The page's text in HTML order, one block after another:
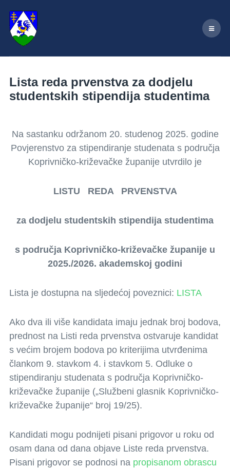
Lista reda prvenstva za dodjelu
studentskih stipendija studentima
Na sastanku održanom 20. studenog 2025. godine
Povjerenstvo za stipendiranje studenata s područja
Koprivničko-križevačke županije utvrdilo je
LISTU REDA PRVENSTVA
za dodjelu studentskih stipendija studentima
s područja Koprivničko-križevačke županije u
2025./2026. akademskoj godini
Lista je dostupna na sljedećoj poveznici: LISTA
Ako dva ili više kandidata imaju jednak broj bodova,
prednost na Listi reda prvenstva ostvaruje kandidat
s većim brojem bodova po kriterijima utvrđenima
člankom 9. stavkom 4. i stavkom 5. Odluke o
stipendiranju studenata s područja Koprivničko-
križevačke županije („Službeni glasnik Koprivničko-
križevačke županije“ broj 19/25).
Kandidati mogu podnijeti pisani prigovor u roku od
osam dana od dana objave Liste reda prvenstva.
Pisani prigovor se podnosi na propisanom obrascu